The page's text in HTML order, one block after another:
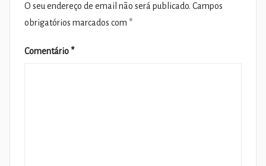
O seu endereço de email não será publicado. Campos
obrigatórios marcados com *
Comentário *